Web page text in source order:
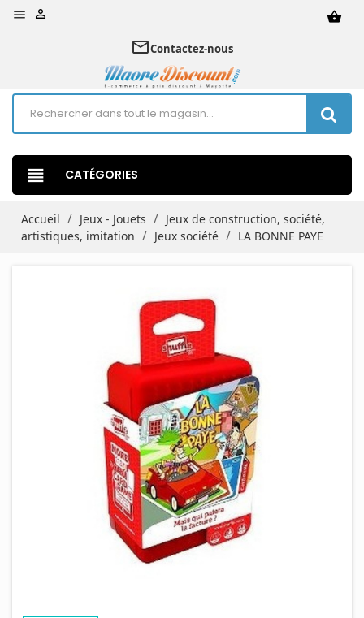
 shopping_basket

mail_outlineContactez-nous
view_headline CATÉGORIES
Accueil Jeux - Jouets
Jeux de construction, société,
artistiques, imitation
Jeux société LA BONNE PAYE